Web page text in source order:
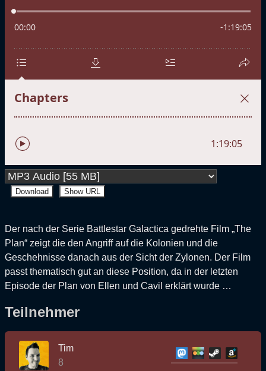
Download Show URL
Der nach der Serie Battlestar Galactica gedrehte Film „The
Plan“ zeigt die den Angriff auf die Kolonien und die
Geschehnisse danach aus der Sicht der Zylonen. Der Film
passt thematisch gut an diese Position, da in der letzten
Episode der Plan von Ellen und Cavil erklärt wurde …
Teilnehmer
Tim
8